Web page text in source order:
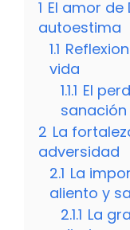
1 El amor
autoestima
1.1
vida
1.1.1 El
2 La
adversidad
2.1 La
aliento y
2.1.1 La